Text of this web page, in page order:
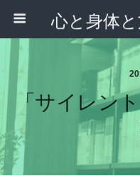
「サイレン